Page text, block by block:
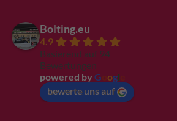
Bolting.eu
4.9
Basierend auf 94
Bewertungen
powered by G ogl
bewerte uns auf